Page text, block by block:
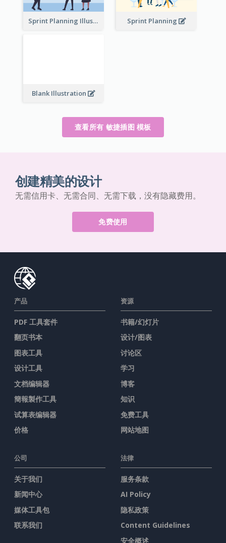
Sprint Planning Illustration Sprint Planning
Blank Illustration
查看所有 敏捷插图 模板
创建精美的设计
无需信用卡、无需合同、无需下载，没有隐藏费用。
免费使用
产品
PDF 工具套件
翻页书本
图表工具
设计工具
文档编辑器
簡報製作工具
试算表编辑器
价格
资源
书籍/幻灯片
设计/图表
讨论区
学习
博客
知识
免费工具
网站地图
公司
关于我们
新闻中心
媒体工具包
联系我们
法律
服务条款
AI Policy
隐私政策
Content Guidelines
安全概述